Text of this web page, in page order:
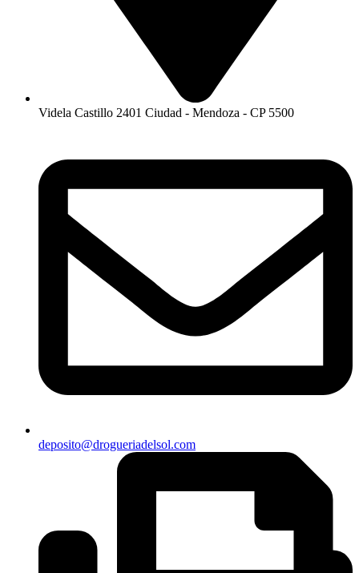
Videla Castillo 2401 Ciudad - Mendoza - CP 5500
deposito@drogueriadelsol.com